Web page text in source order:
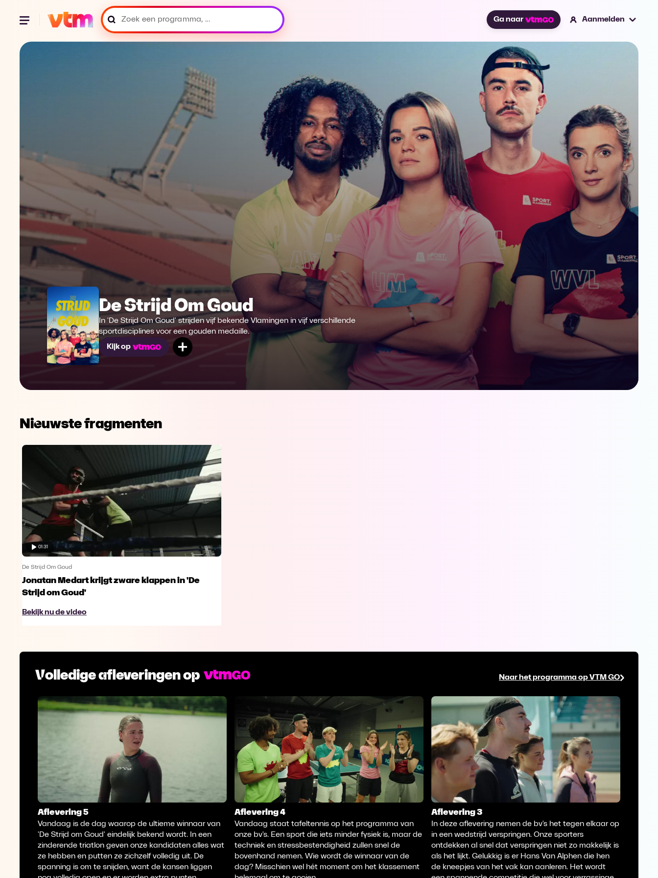
Oeps, browser niet ondersteund
Voor je onze programma's gaat ontdekken,
downloaden.
Google Chrome Download
Firefox Download
Safari Download
Microsoft Edge Download
Download
Ga naar Aanmelden
De Strijd Om Goud
In 'De Strijd Om Goud' strijden vijf bekende Vlamingen in vijf verschillende
sportdisciplines voor een gouden medaille.
Kijk op
Mijn lijst
Nieuwste fragmenten
01:31
De Strijd Om Goud
Jonatan Medart krijgt zware klappen in 'De
Strijd om Goud'
Bekijk nu de video
Volledige afleveringen op Naar het programma op VTM GO
Aflevering 5
Vandaag is de dag waarop de ultieme winnaar van
'De Strijd om Goud' eindelijk bekend wordt. In een
zinderende triatlon geven onze kandidaten alles wat
ze hebben en putten ze zichzelf volledig uit. De
spanning is om te snijden, want de kansen liggen
Aflevering 4
Vandaag staat tafeltennis op het programma van
onze bv's. Een sport die iets minder fysiek is, maar de
techniek en stressbestendigheid zullen snel de
bovenhand nemen. Wie wordt de winnaar van de
dag? Misschien wel hét moment om het klassement
Aflevering 3
In deze aflevering nemen de bv's het tegen elkaar op
in een wedstrijd verspringen. Onze sporters
ontdekken al snel dat verspringen niet zo makkelijk is
als het lijkt. Gelukkig is er Hans Van Alphen die hen
de kneepjes van het vak kan aanleren. Het wordt